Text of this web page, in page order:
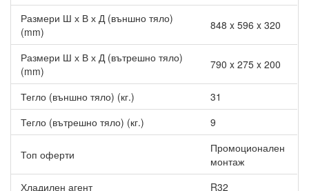
Размери Ш х В х Д (външно тяло)
(mm)
848 x 596 x 320
Размери Ш х В х Д (вътрешно тяло)
(mm)
790 x 275 x 200
Тегло (външно тяло) (кг.)
31
Тегло (вътрешно тяло) (кг.)
9
Топ оферти
Промоционален
монтаж
Хладилен агент
R32